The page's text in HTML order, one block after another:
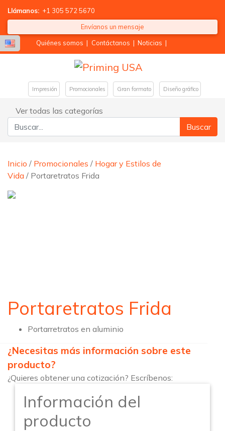
Llámanos: +1 305 572 5670
Envíanos un mensaje
Quiénes somos | Contáctanos | Noticias |
Impresión Promocionales Gran formato Diseño gráfico
Ver todas las categorías
Buscar:
Inicio / Promocionales / Hogar y Estilos de
Vida / Portaretratos Frida
Portaretratos Frida
Portarretratos en aluminio
¿Necesitas más información sobre este
producto?
¿Quieres obtener una cotización? Escríbenos:
Información del
producto